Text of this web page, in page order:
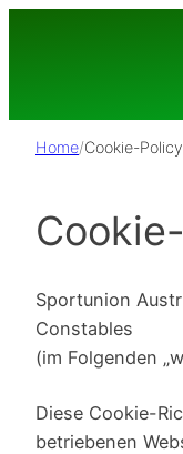
Home/Cookie-Policy
Sportunion
Constables
(im Folgenden
Diese Cookie-
betriebenen